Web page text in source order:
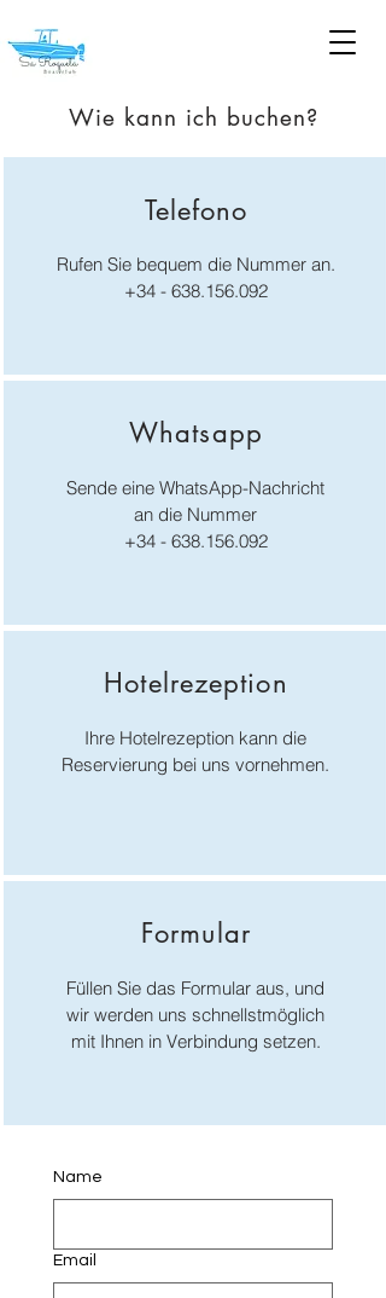
Wie kann ich buchen?
Telefono
Rufen Sie bequem die Nummer an.
+34 - 638.156.092
Whatsapp
Sende eine WhatsApp-Nachricht
an die Nummer
+34 - 638.156.092
Hotelrezeption
Ihre Hotelrezeption kann die
Reservierung bei uns vornehmen.
Formular
Füllen Sie das Formular aus, und
wir werden uns schnellstmöglich
mit Ihnen in Verbindung setzen.
Name
Email